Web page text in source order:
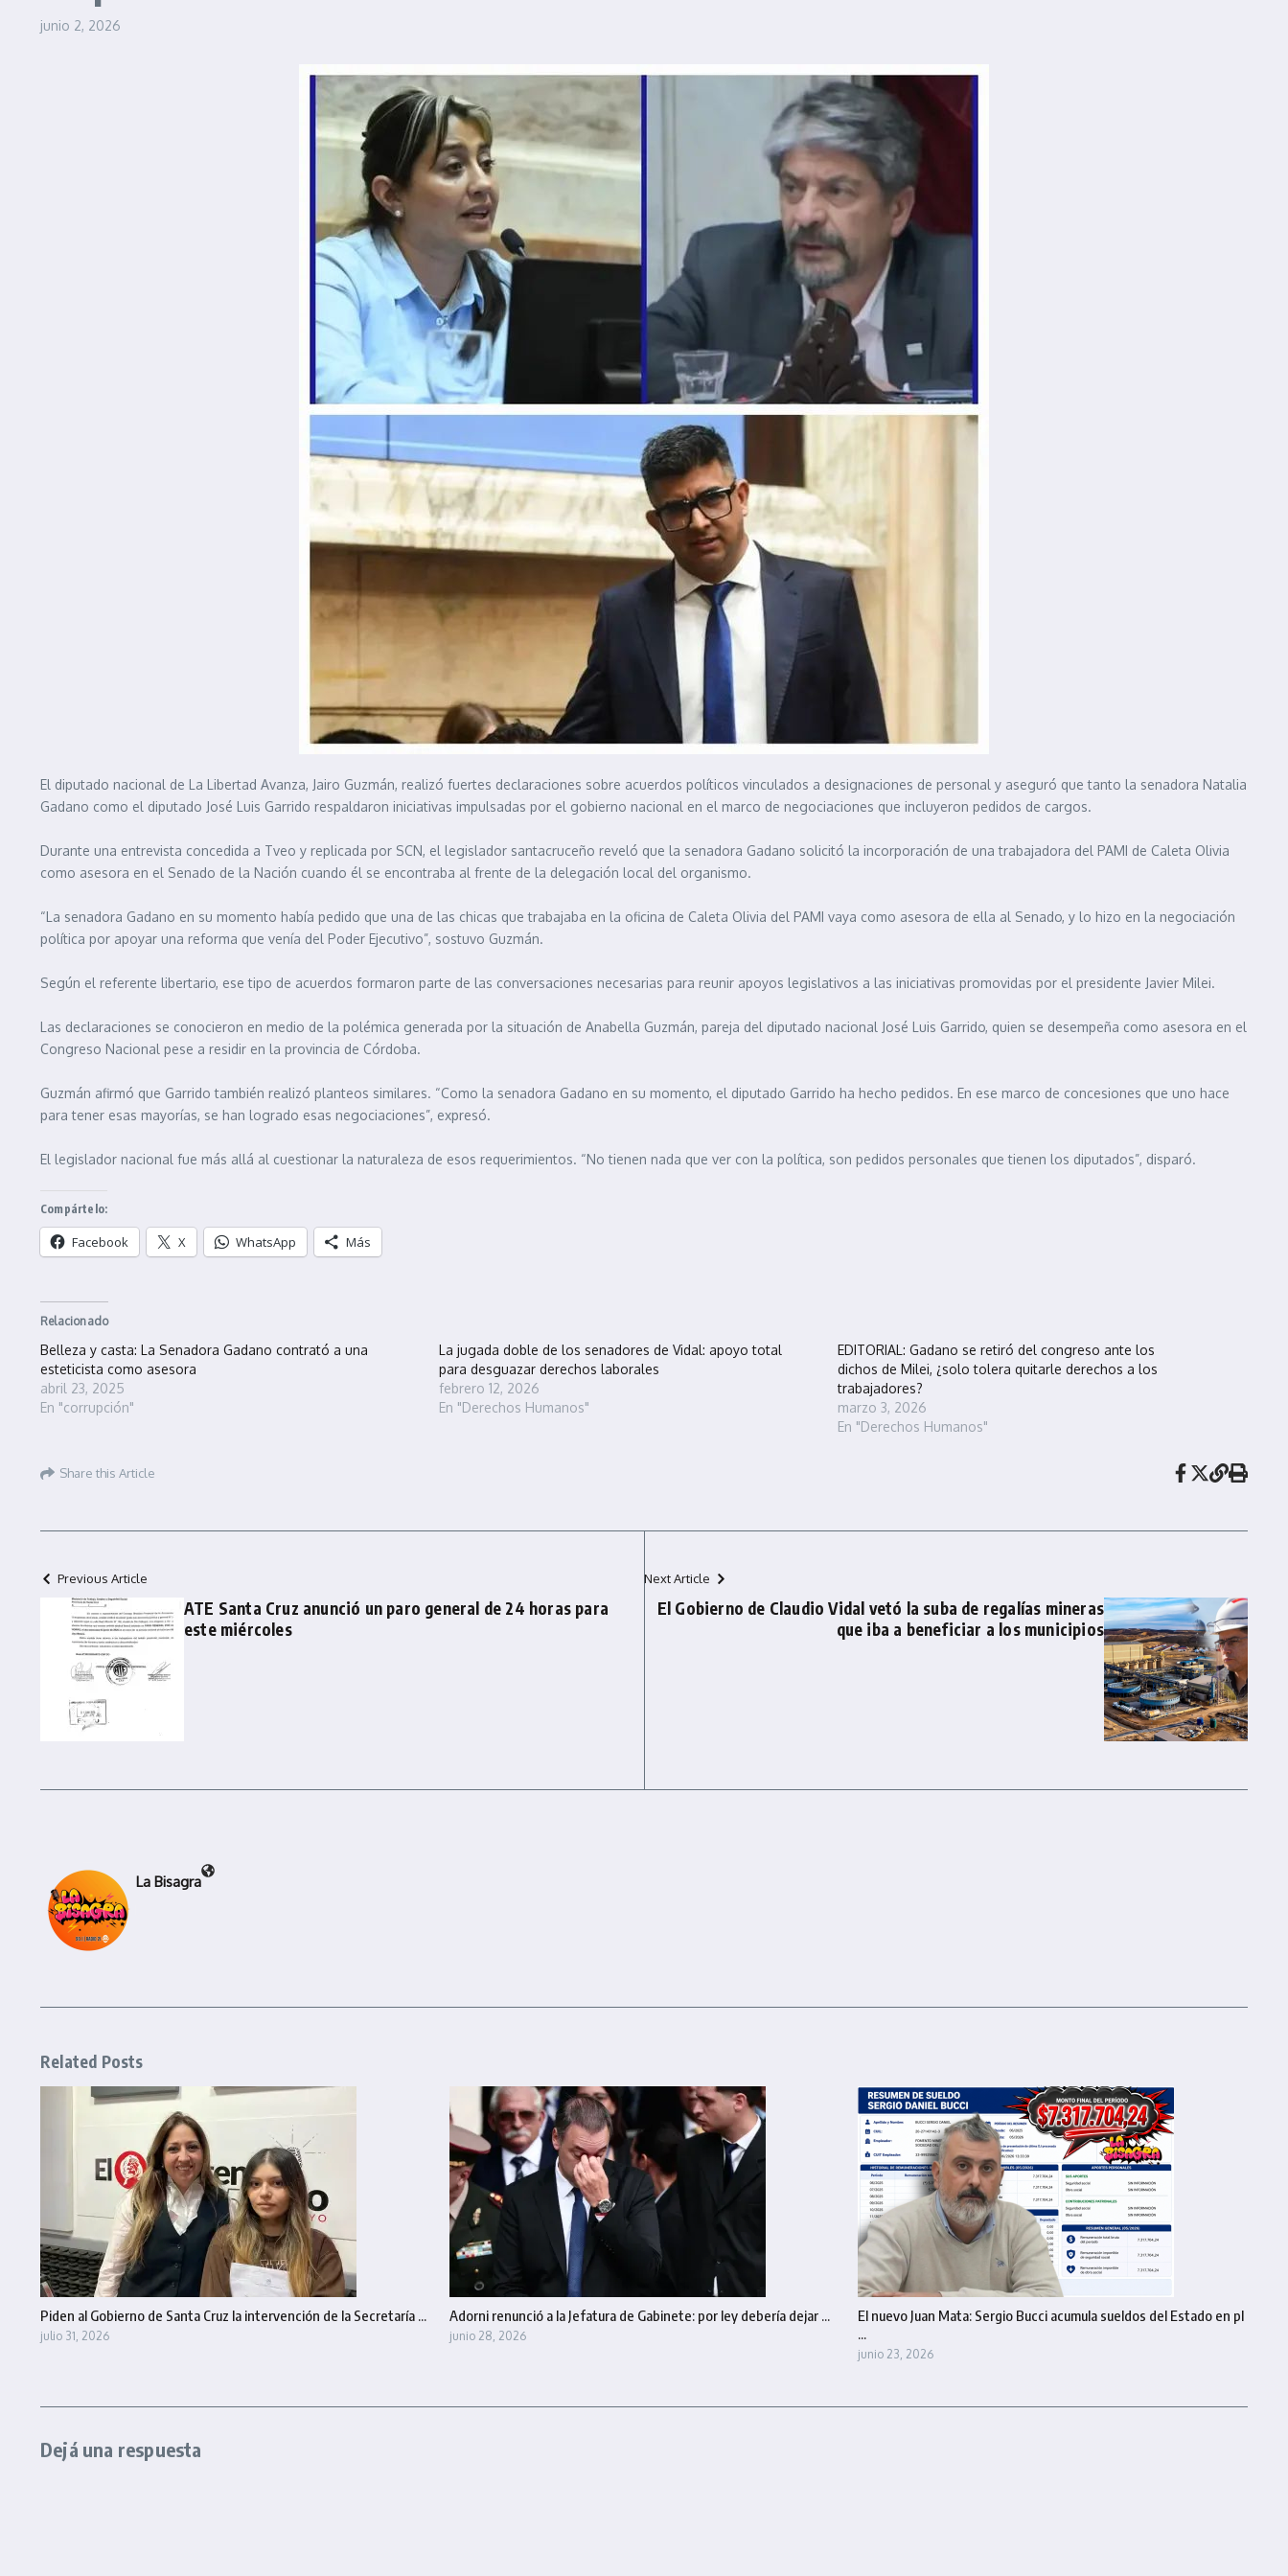
junio 2, 2026
El diputado nacional de La Libertad Avanza, Jairo Guzmán, realizó fuertes declaraciones sobre acuerdos políticos vinculados a designaciones de personal y aseguró que tanto la senadora Natalia
Gadano como el diputado José Luis Garrido respaldaron iniciativas impulsadas por el gobierno nacional en el marco de negociaciones que incluyeron pedidos de cargos.
Durante una entrevista concedida a Tveo y replicada por SCN, el legislador santacruceño reveló que la senadora Gadano solicitó la incorporación de una trabajadora del PAMI de Caleta Olivia
como asesora en el Senado de la Nación cuando él se encontraba al frente de la delegación local del organismo.
“La senadora Gadano en su momento había pedido que una de las chicas que trabajaba en la oficina de Caleta Olivia del PAMI vaya como asesora de ella al Senado, y lo hizo en la negociación
política por apoyar una reforma que venía del Poder Ejecutivo”, sostuvo Guzmán.
Según el referente libertario, ese tipo de acuerdos formaron parte de las conversaciones necesarias para reunir apoyos legislativos a las iniciativas promovidas por el presidente Javier Milei.
Las declaraciones se conocieron en medio de la polémica generada por la situación de Anabella Guzmán, pareja del diputado nacional José Luis Garrido, quien se desempeña como asesora en el
Congreso Nacional pese a residir en la provincia de Córdoba.
Guzmán afirmó que Garrido también realizó planteos similares. “Como la senadora Gadano en su momento, el diputado Garrido ha hecho pedidos. En ese marco de concesiones que uno hace
para tener esas mayorías, se han logrado esas negociaciones”, expresó.
El legislador nacional fue más allá al cuestionar la naturaleza de esos requerimientos. “No tienen nada que ver con la política, son pedidos personales que tienen los diputados”, disparó.
Compártelo:
Facebook X WhatsApp Más
Relacionado
Belleza y casta: La Senadora Gadano contrató a una
esteticista como asesora
abril 23, 2025
En "corrupción"
La jugada doble de los senadores de Vidal: apoyo total
para desguazar derechos laborales
febrero 12, 2026
En "Derechos Humanos"
EDITORIAL: Gadano se retiró del congreso ante los
dichos de Milei, ¿solo tolera quitarle derechos a los
trabajadores?
marzo 3, 2026
En "Derechos Humanos"
Share this Article
Previous Article
ATE Santa Cruz anunció un paro general de 24 horas para
este miércoles
Next Article
El Gobierno de Claudio Vidal vetó la suba de regalías mineras
que iba a beneficiar a los municipios
La Bisagra
Related Posts
Piden al Gobierno de Santa Cruz la intervención de la Secretaría ...
julio 31, 2026
Adorni renunció a la Jefatura de Gabinete: por ley debería dejar ...
junio 28, 2026
El nuevo Juan Mata: Sergio Bucci acumula sueldos del Estado en pl
...
junio 23, 2026
Dejá una respuesta